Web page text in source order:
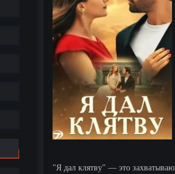
"Я дал клятву" — это